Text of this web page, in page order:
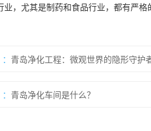
业，尤其是制药和食品行业，都有严
青岛净化工程：微观世界的隐形守护
青岛净化车间是什么？